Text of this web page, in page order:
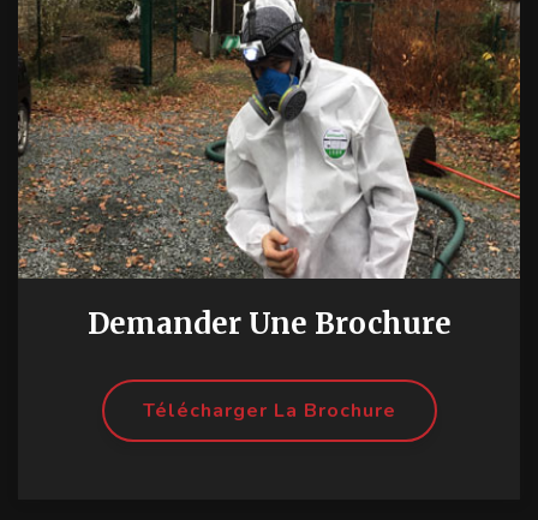
Demander Une Brochure
Télécharger La Brochure